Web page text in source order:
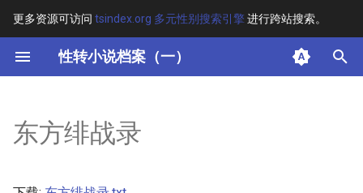
更多资源可访问 tsindex.org 多元性别搜索引擎进行跨站搜索。
性转小说档案（一）
键
开
其他信息
正文
东方绯战录